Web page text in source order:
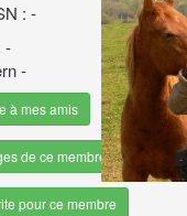
: -
-
-
à mes amis
de ce membre
pour ce membre